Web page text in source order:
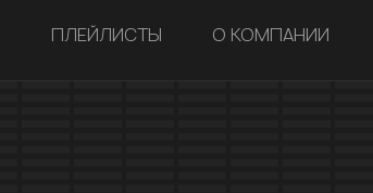
ПЛЕЙЛИСТЫ О КОМПАНИИ